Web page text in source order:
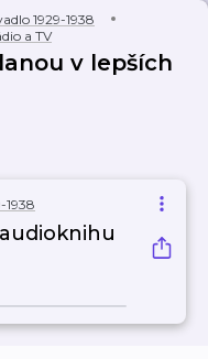
1929-1938
a TV
v lepších
1938